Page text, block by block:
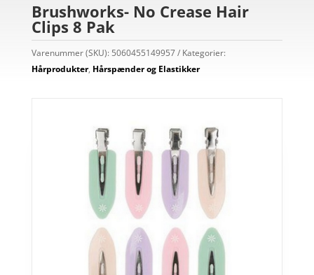
Brushworks- No Crease Hair
Clips 8 Pak
Varenummer (SKU): 5060455149957
Kategorier:
Hårprodukter, Hårspænder og Elastikker